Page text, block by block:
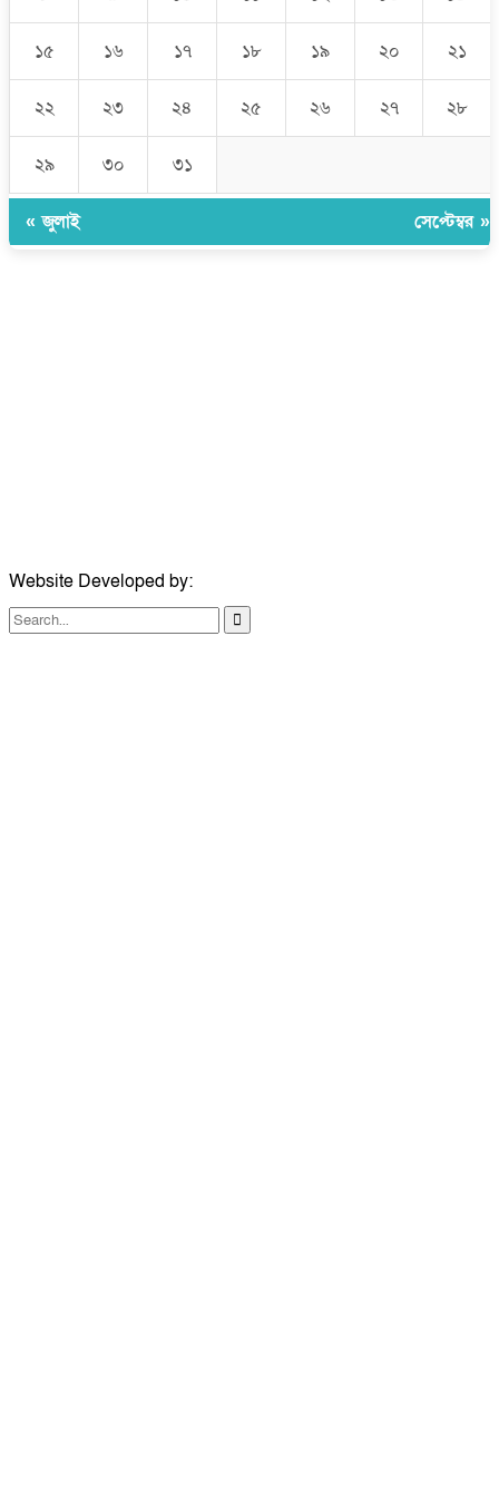
১৫ ১৬ ১৭ ১৮ ১৯ ২০ ২১
২২ ২৩ ২৪ ২৫ ২৬ ২৭ ২৮
২৯ ৩০ ৩১
« জুলাই সেপ্টেম্বর »
Website Developed by: